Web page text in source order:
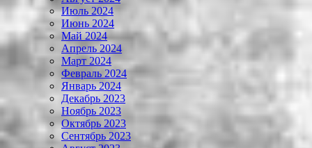
Июль 2024
Июнь 2024
Май 2024
Апрель 2024
Март 2024
Февраль 2024
Январь 2024
Декабрь 2023
Ноябрь 2023
Октябрь 2023
Сентябрь 2023